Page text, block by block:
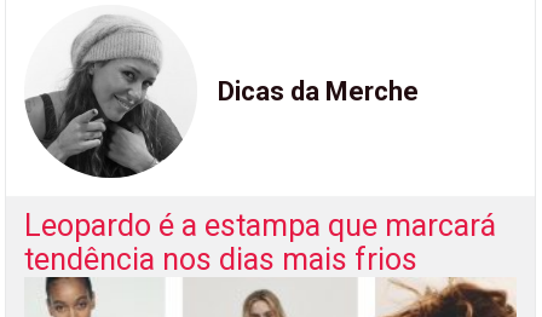
Dicas da Merche
Leopardo é a estampa que marcará
tendência nos dias mais frios